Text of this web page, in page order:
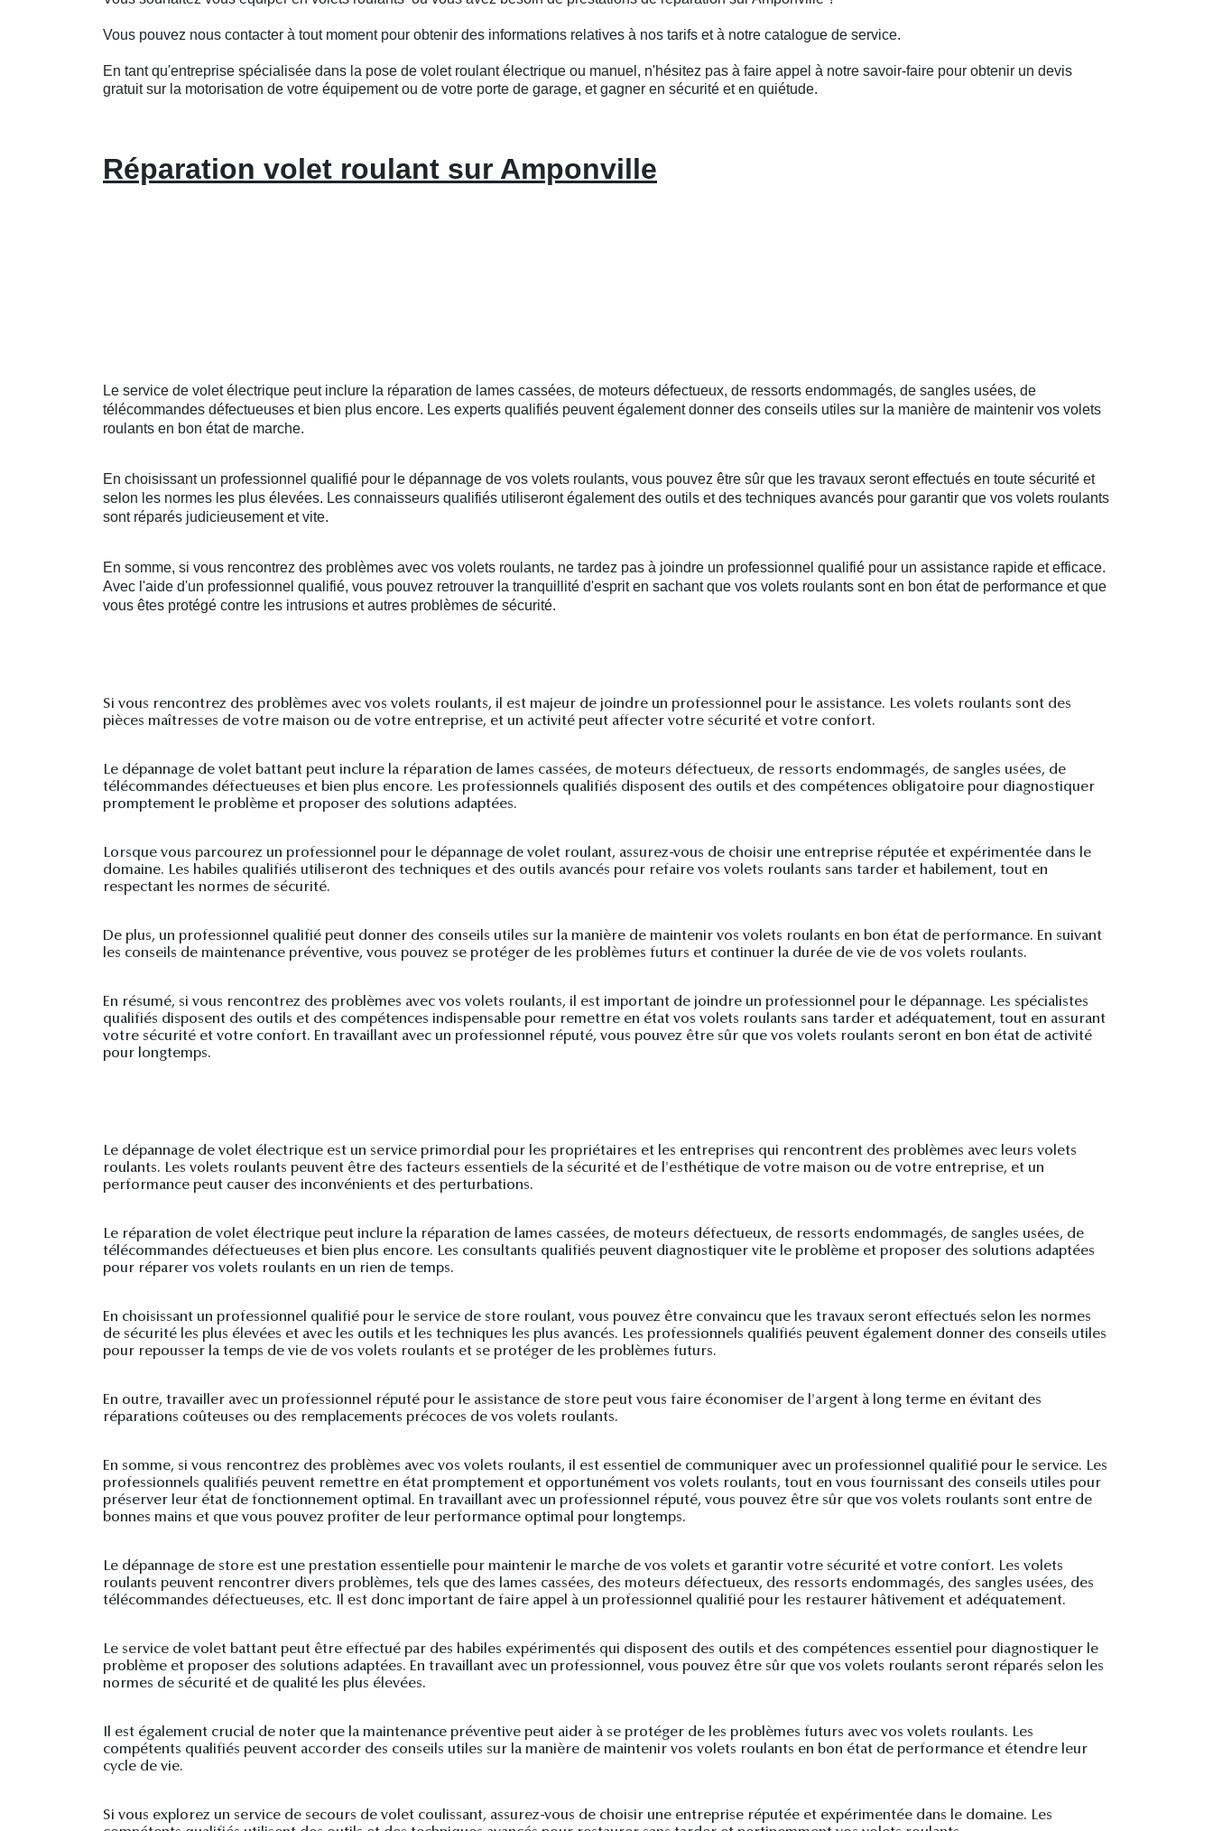
Vous pouvez nous contacter à tout moment pour obtenir des informations relatives à nos tarifs et à notre catalogue de service.
En tant qu'entreprise spécialisée dans la pose de volet roulant électrique ou manuel, n'hésitez pas à faire appel à notre savoir-faire pour obtenir un devis
gratuit sur la motorisation de votre équipement ou de votre porte de garage, et gagner en sécurité et en quiétude.
Réparation volet roulant sur Amponville
Le service de volet électrique peut inclure la réparation de lames cassées, de moteurs défectueux, de ressorts endommagés, de sangles usées, de
télécommandes défectueuses et bien plus encore. Les experts qualifiés peuvent également donner des conseils utiles sur la manière de maintenir vos volets
roulants en bon état de marche.
En choisissant un professionnel qualifié pour le dépannage de vos volets roulants, vous pouvez être sûr que les travaux seront effectués en toute sécurité et
selon les normes les plus élevées. Les connaisseurs qualifiés utiliseront également des outils et des techniques avancés pour garantir que vos volets roulants
sont réparés judicieusement et vite.
En somme, si vous rencontrez des problèmes avec vos volets roulants, ne tardez pas à joindre un professionnel qualifié pour un assistance rapide et efficace.
Avec l'aide d'un professionnel qualifié, vous pouvez retrouver la tranquillité d'esprit en sachant que vos volets roulants sont en bon état de performance et que
vous êtes protégé contre les intrusions et autres problèmes de sécurité.
Si vous rencontrez des problèmes avec vos volets roulants, il est majeur de joindre un professionnel pour le assistance. Les volets roulants sont des
pièces maîtresses de votre maison ou de votre entreprise, et un activité peut affecter votre sécurité et votre confort.
Le dépannage de volet battant peut inclure la réparation de lames cassées, de moteurs défectueux, de ressorts endommagés, de sangles usées, de
télécommandes défectueuses et bien plus encore. Les professionnels qualifiés disposent des outils et des compétences obligatoire pour diagnostiquer
promptement le problème et proposer des solutions adaptées.
Lorsque vous parcourez un professionnel pour le dépannage de volet roulant, assurez-vous de choisir une entreprise réputée et expérimentée dans le
domaine. Les habiles qualifiés utiliseront des techniques et des outils avancés pour refaire vos volets roulants sans tarder et habilement, tout en
respectant les normes de sécurité.
De plus, un professionnel qualifié peut donner des conseils utiles sur la manière de maintenir vos volets roulants en bon état de performance. En suivant
les conseils de maintenance préventive, vous pouvez se protéger de les problèmes futurs et continuer la durée de vie de vos volets roulants.
En résumé, si vous rencontrez des problèmes avec vos volets roulants, il est important de joindre un professionnel pour le dépannage. Les spécialistes
qualifiés disposent des outils et des compétences indispensable pour remettre en état vos volets roulants sans tarder et adéquatement, tout en assurant
votre sécurité et votre confort. En travaillant avec un professionnel réputé, vous pouvez être sûr que vos volets roulants seront en bon état de activité
pour longtemps.
Le dépannage de volet électrique est un service primordial pour les propriétaires et les entreprises qui rencontrent des problèmes avec leurs volets
roulants. Les volets roulants peuvent être des facteurs essentiels de la sécurité et de l'esthétique de votre maison ou de votre entreprise, et un
performance peut causer des inconvénients et des perturbations.
Le réparation de volet électrique peut inclure la réparation de lames cassées, de moteurs défectueux, de ressorts endommagés, de sangles usées, de
télécommandes défectueuses et bien plus encore. Les consultants qualifiés peuvent diagnostiquer vite le problème et proposer des solutions adaptées
pour réparer vos volets roulants en un rien de temps.
En choisissant un professionnel qualifié pour le service de store roulant, vous pouvez être convaincu que les travaux seront effectués selon les normes
de sécurité les plus élevées et avec les outils et les techniques les plus avancés. Les professionnels qualifiés peuvent également donner des conseils utiles
pour repousser la temps de vie de vos volets roulants et se protéger de les problèmes futurs.
En outre, travailler avec un professionnel réputé pour le assistance de store peut vous faire économiser de l'argent à long terme en évitant des
réparations coûteuses ou des remplacements précoces de vos volets roulants.
En somme, si vous rencontrez des problèmes avec vos volets roulants, il est essentiel de communiquer avec un professionnel qualifié pour le service. Les
professionnels qualifiés peuvent remettre en état promptement et opportunément vos volets roulants, tout en vous fournissant des conseils utiles pour
préserver leur état de fonctionnement optimal. En travaillant avec un professionnel réputé, vous pouvez être sûr que vos volets roulants sont entre de
bonnes mains et que vous pouvez profiter de leur performance optimal pour longtemps.
Le dépannage de store est une prestation essentielle pour maintenir le marche de vos volets et garantir votre sécurité et votre confort. Les volets
roulants peuvent rencontrer divers problèmes, tels que des lames cassées, des moteurs défectueux, des ressorts endommagés, des sangles usées, des
télécommandes défectueuses, etc. Il est donc important de faire appel à un professionnel qualifié pour les restaurer hâtivement et adéquatement.
Le service de volet battant peut être effectué par des habiles expérimentés qui disposent des outils et des compétences essentiel pour diagnostiquer le
problème et proposer des solutions adaptées. En travaillant avec un professionnel, vous pouvez être sûr que vos volets roulants seront réparés selon les
normes de sécurité et de qualité les plus élevées.
Il est également crucial de noter que la maintenance préventive peut aider à se protéger de les problèmes futurs avec vos volets roulants. Les
compétents qualifiés peuvent accorder des conseils utiles sur la manière de maintenir vos volets roulants en bon état de performance et étendre leur
cycle de vie.
Si vous explorez un service de secours de volet coulissant, assurez-vous de choisir une entreprise réputée et expérimentée dans le domaine. Les